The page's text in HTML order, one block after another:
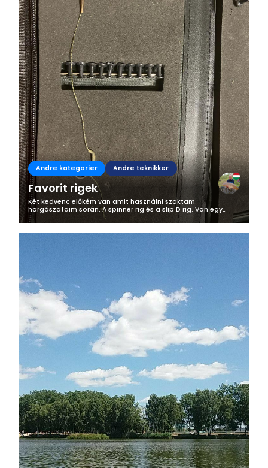
Andre kategorier Andre teknikker
Favorit rigek
Két kedvenc előkém van amit használni szoktam
horgászataim során. A spinner rig és a slip D rig. Van egy
titkos fegyverem is amit az angol barátaimtól lestem el és ez
a running rig. Kezdjük is el...